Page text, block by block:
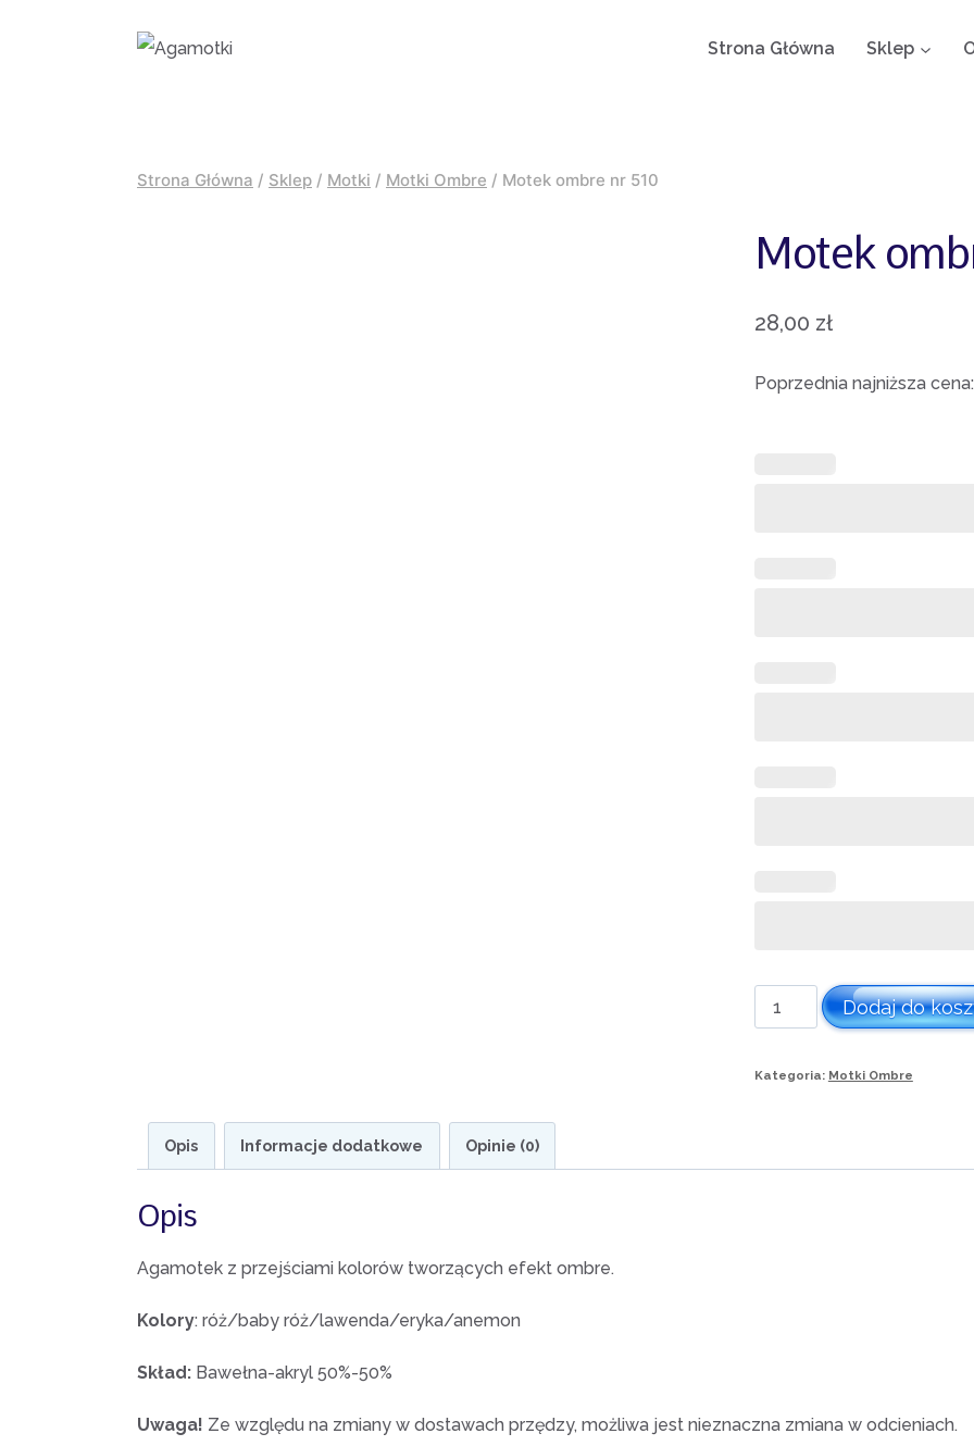
Strona Główna Sklep
Strona Główna / Sklep / Motki / Motki Ombre / Motek ombre nr 510
Motek
28,00 zł
Poprzednia najniższa
ilość
Motek
ombre
Dodaj do
Kategoria: Motki Ombre
Opis Informacje dodatkowe Opinie (0)
Opis
Agamotek z przejściami kolorów tworzących efekt ombre.
Kolory: róż/baby róż/lawenda/eryka/anemon
Skład: Bawełna-akryl 50%-50%
Uwaga! Ze względu na zmiany w dostawach przędzy, możliwa jest nieznaczna zmiana w odcieniach.